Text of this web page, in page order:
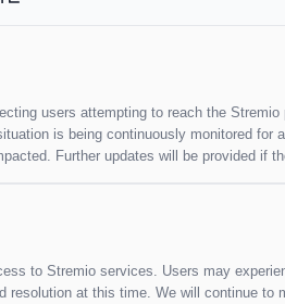
users attempting to reach the
is being continuously monitored for
Further updates will be provided if
to Stremio services. Users may
resolution at this time. We will continue to